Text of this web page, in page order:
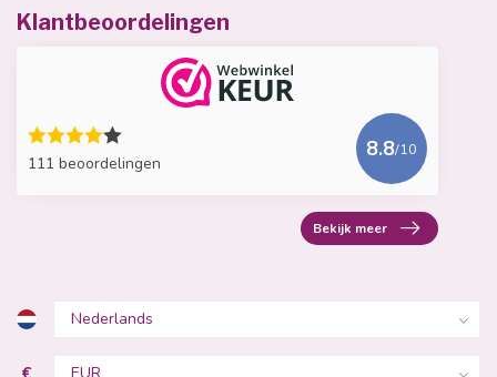
Klantbeoordelingen
111 beoordelingen
8.8/10
Bekijk meer